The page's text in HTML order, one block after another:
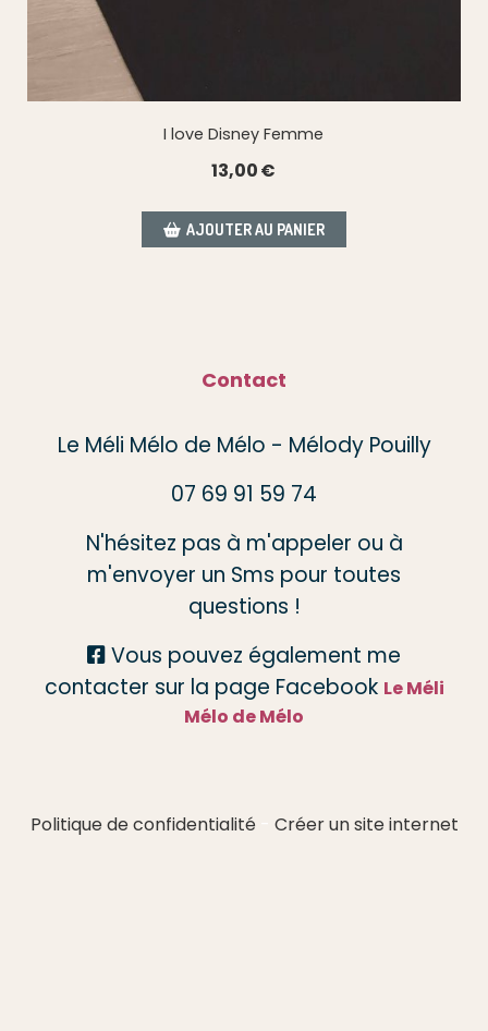
I love Disney Femme
13,00€
AJOUTER AU PANIER
Contact
Le Méli Mélo de Mélo - Mélody Pouilly
07 69 91 59 74
N'hésitez pas à m'appeler ou à
m'envoyer un Sms pour toutes
questions !
 Vous pouvez également me
contacter sur la page Facebook Le Méli
Mélo de Mélo
Politique de confidentialité Créer un site internet